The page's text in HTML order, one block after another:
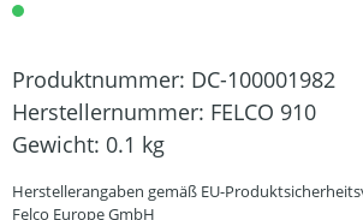
Produktnummer: DC-100001982
Herstellernummer: FELCO 910
Gewicht: 0.1 kg
Herstellerangaben gemäß EU-
Felco Europe GmbH